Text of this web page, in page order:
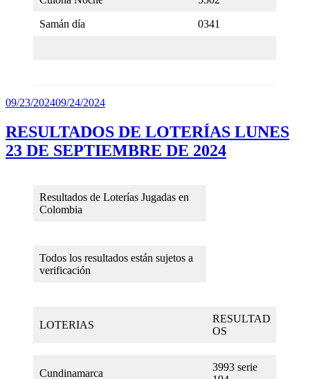
Samán día 0341
Publicado
09/23/202409/24/2024
RESULTADOS DE LOTERÍAS LUNES
23 DE SEPTIEMBRE DE 2024
Resultados de Loterías Jugadas en
Colombia
Todos los resultados están sujetos a
verificación
LOTERIAS
RESULTAD
OS
Cundinamarca
3993 serie